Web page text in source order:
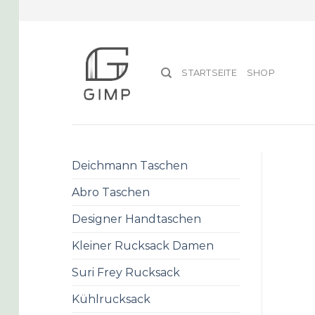
STARTSEITE SHOP
Deichmann Taschen
Abro Taschen
Designer Handtaschen
Kleiner Rucksack Damen
Suri Frey Rucksack
Kühlrucksack